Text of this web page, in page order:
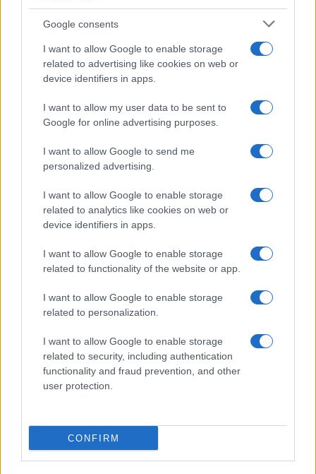
Google consents
I want to allow Google to enable storage
related to advertising like cookies on web or
device identifiers in apps.
I want to allow my user data to be sent to
Google for online advertising purposes.
I want to allow Google to send me
personalized advertising.
I want to allow Google to enable storage
related to analytics like cookies on web or
device identifiers in apps.
I want to allow Google to enable storage
related to functionality of the website or app.
I want to allow Google to enable storage
related to personalization.
I want to allow Google to enable storage
related to security, including authentication
functionality and fraud prevention, and other
user protection.
CONFIRM
Strategie B2B per mercatini e microfiere con focus
Martina Marchesi · 2 Ago 2026
PIÙ LETTI
Verbania
Strategie B2B per mercatini e microfiere con focus
locale
5
Interruzioni Internet nel 2026: l’impatto di tifoni,